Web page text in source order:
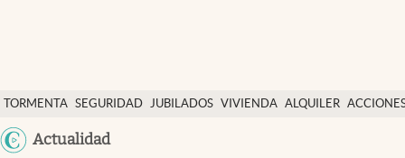
TORMENTA SEGURIDAD JUBILADOS VIVIENDA ALQUILER
Actualidad
Economía y finanzas
Política